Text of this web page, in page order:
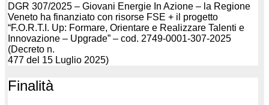
DGR 307/2025 – Giovani Energie In Azione – la Regione
Veneto ha finanziato con risorse FSE + il progetto
“F.O.R.T.I. Up: Formare, Orientare e Realizzare Talenti e
Innovazione – Upgrade” – cod. 2749-0001-307-2025
(Decreto n.
477 del 15 Luglio 2025)
Finalità